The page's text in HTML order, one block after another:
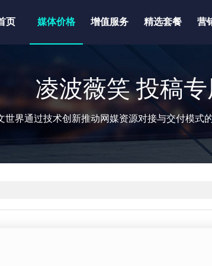
页 媒体价格 增值服务 精选套餐 营
凌波薇笑 投稿
世界通过技术创新推动网媒资源对接与交付模式